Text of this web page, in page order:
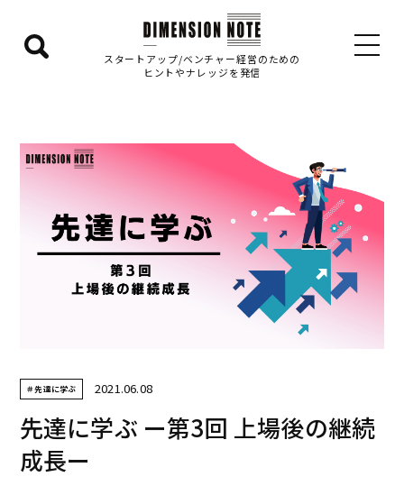
検
表
スタートアップ/ベンチャー経営のための
ヒントやナレッジを発信
＃先達に学ぶ 2021.06.08
先達に学ぶ ー第3回 上場後の継続
成長ー